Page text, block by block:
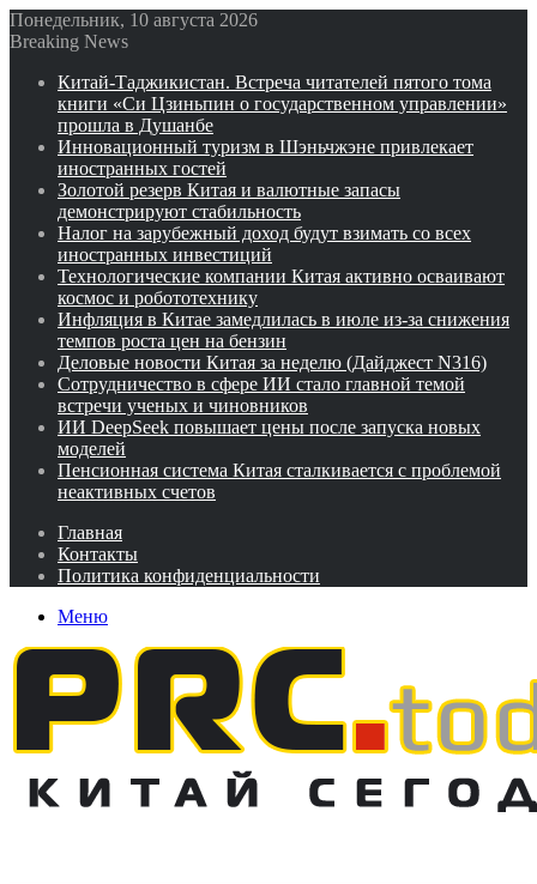
Понедельник, 10 августа 2026
Breaking News
Китай-Таджикистан. Встреча читателей пятого тома
книги «Си Цзиньпин о государственном управлении»
прошла в Душанбе
Инновационный туризм в Шэньчжэне привлекает
иностранных гостей
Золотой резерв Китая и валютные запасы
демонстрируют стабильность
Налог на зарубежный доход будут взимать со всех
иностранных инвестиций
Технологические компании Китая активно осваивают
космос и робототехнику
Инфляция в Китае замедлилась в июле из-за снижения
темпов роста цен на бензин
Деловые новости Китая за неделю (Дайджест N316)
Сотрудничество в сфере ИИ стало главной темой
встречи ученых и чиновников
ИИ DeepSeek повышает цены после запуска новых
моделей
Пенсионная система Китая сталкивается с проблемой
неактивных счетов
Главная
Контакты
Политика конфиденциальности
Меню